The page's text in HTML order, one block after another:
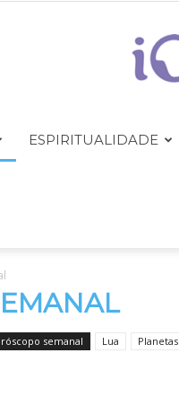
ESPIRITUALIDADE
semanal Lua Planetas